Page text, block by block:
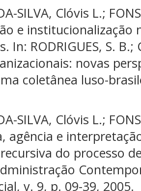
SILVA, Clóvis L.;
e
In: RODRIGUES, S. B.;
novas
coletânea luso-
SILVA, Clóvis L.;
agência e
do processo
v. 9, p. 09-39, 2005.